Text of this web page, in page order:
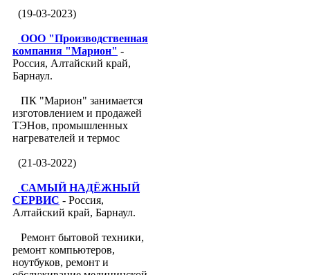
(19-03-2023)
ООО "Производственная
компания "Марион" -
Россия, Алтайский край,
Барнаул.
ПК "Марион" занимается
изготовлением и продажей
ТЭНов, промышленных
нагревателей и термос
(21-03-2022)
САМЫЙ НАДЁЖНЫЙ
СЕРВИС - Россия,
Алтайский край, Барнаул.
Ремонт бытовой техники,
ремонт компьютеров,
ноутбуков, ремонт и